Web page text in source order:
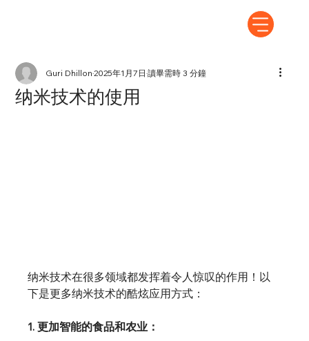
纳米技术的使用
Guri Dhillon2025年1月7日讀畢需時 3 分鐘
纳米技术在很多领域都发挥着令人惊叹的作用！以
下是更多纳米技术的酷炫应用方式：
1. 更加智能的食品和农业：